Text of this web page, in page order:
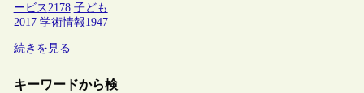
ービス 2178 子ども
2017 学術情報1947
続きを見る
キーワードから検